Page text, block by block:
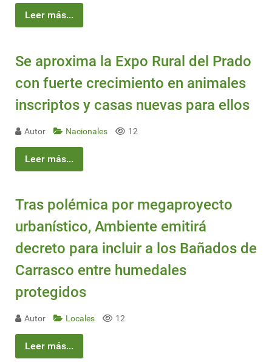
Leer más...
Se aproxima la Expo Rural del Prado
con fuerte crecimiento en animales
inscriptos y casas nuevas para ellos
Autor Nacionales 12
Leer más...
Tras polémica por megaproyecto
urbanístico, Ambiente emitirá
decreto para incluir a los Bañados de
Carrasco entre humedales
protegidos
Autor Locales 12
Leer más...